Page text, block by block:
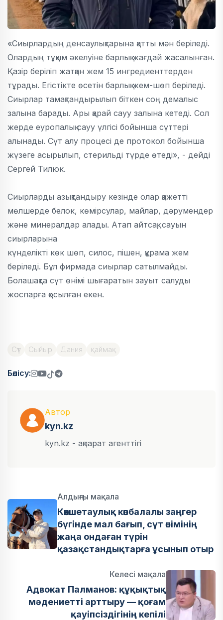
«Сиырлардың денсаулықтарына қатты мән беріледі.
Олардың тұқым әкелуіне барлық жағдай жасалынған.
Қазір беріліп жатқан жем 15 ингредиенттерден
тұрады. Егістікте өсетін барлық жем-шөп беріледі.
Сиырлар тамақтандырылып біткен соң демалыс
залына барады. Ары қарай сауу залына кетеді. Сол
жерде еуропалық сауу үлгісі бойынша сүттері
алынады. Сүт алу процесі де протокол бойынша
жүзеге асырылып, стерильді түрде өтеді», - дейді
Сергей Тилюк.
Сиырларды азықтандыру кезінде олар қажетті
мөлшерде белок, көмірсулар, майлар, дәрумендер
және минералдар алады. Атап айтсақ, сауын
сиырларына
күнделікті көк шөп, силос, пішен, құрама жем
беріледі. Бұл фирмада сиырлар сатылмайды.
Болашақта сүт өнімі шығаратын зауыт салуды
жоспарға қосылған екен.
Сүт Сыйыр Дания қаймақ
Бөлісу:
Автор
kyn.kz
kyn.kz - ақпарат агенттігі
Алдыңғы мақала
Көкшетаулық көпбалалы заңгер
бүгінде мал бағып, сүт өнімінің
жаңа ондаған түрін
қазақстандықтарға ұсынып отыр
Келесі мақала
Адвокат Палманов: құқықтық
мәдениетті арттыру — қоғам
қауіпсіздігінің кепілі